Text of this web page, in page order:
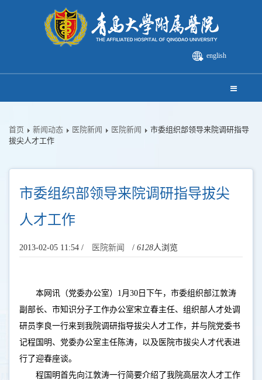
english
首页 新闻动态 医院新闻 医院新闻
市委组织部领导来院调研指导
拔尖人才工作
市委组织部领导来院调研指导拔尖
人才工作
2013-02-05 11:54 / 医院新闻 / 6128人浏览
本网讯（党委办公室）1月30日下午，市委组织部江敦涛
副部长、市知识分子工作办公室宋立春主任、组织部人才处调
研员李良一行来到我院调研指导拔尖人才工作，并与院党委书
记程国明、党委办公室主任陈涛，以及医院市拔尖人才代表进
行了迎春座谈。
程国明首先向江敦涛一行简要介绍了我院高层次人才工作